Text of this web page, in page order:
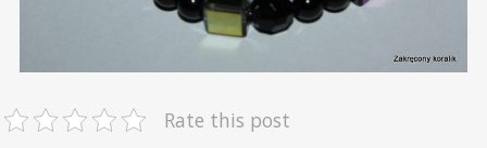
Rate this post